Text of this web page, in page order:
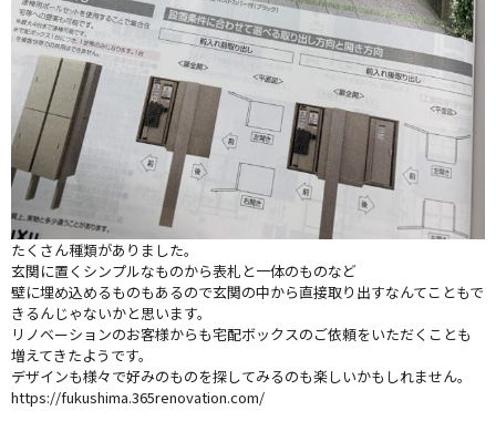
たくさん種類がありました。
玄関に置くシンプルなものから表札と一体のものなど
壁に埋め込めるものもあるので玄関の中から直接取り出すなんてこともで
きるんじゃないかと思います。
リノベーションのお客様からも宅配ボックスのご依頼をいただくことも
増えてきたようです。
デザインも様々で好みのものを探してみるのも楽しいかもしれません。
https://fukushima.365renovation.com/